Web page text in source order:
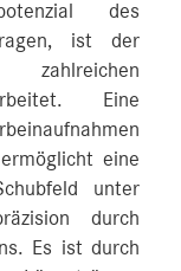
des
ist der
Eine
eine
unter
durch
Es ist durch